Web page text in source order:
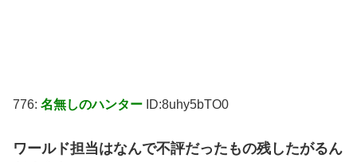
776: 名無しのハンター ID:8uhy5bTO0
ワールド担当はなんで不評だったもの残したがるん